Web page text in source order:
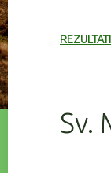
REZULTATI
Sv.